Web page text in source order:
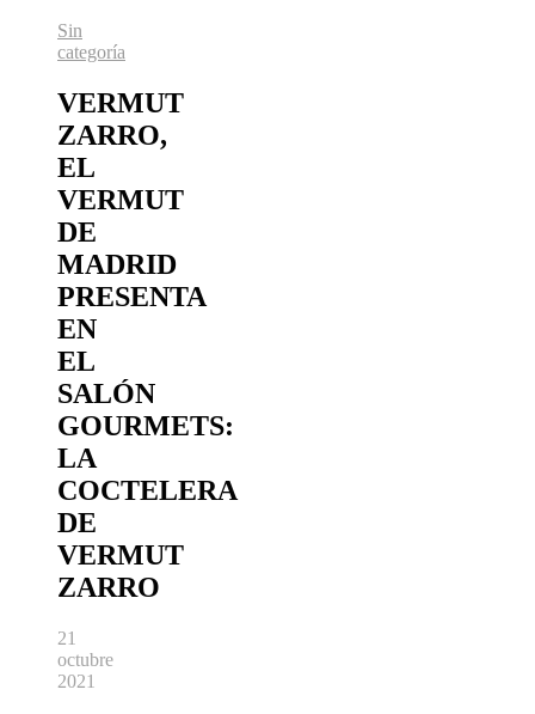
Sin
categoría
VERMUT
ZARRO,
EL
VERMUT
DE
MADRID
PRESENTA
EN
EL
SALÓN
GOURMETS:
LA
COCTELERA
DE
VERMUT
ZARRO
21
octubre
2021